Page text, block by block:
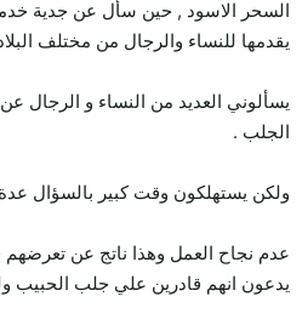
السحر الاسود , حين سأل عن جدية
يقدمها للنساء والرجال من مختلف البلاد
يسألوني العديد من النساء و الرجال
الجلب .
ولكن يستهلكون وقت كبير بالسؤال
عدم نجاح العمل وهذا ناتج عن
يدعون انهم قادرين علي جلب الحبيب